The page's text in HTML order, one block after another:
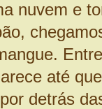
nuvem e
até
detrás